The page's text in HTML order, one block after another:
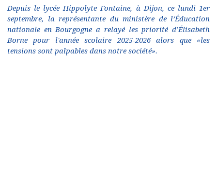
Depuis le lycée Hippolyte Fontaine, à Dijon, ce lundi 1er
septembre, la représentante du ministère de l’Éducation
nationale en Bourgogne a relayé les priorité d’Élisabeth
Borne pour l'année scolaire 2025-2026 alors que «les
tensions sont palpables dans notre société».